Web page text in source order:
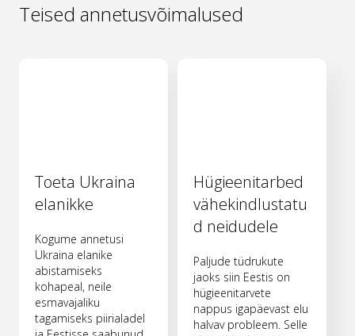
Teised annetusvõimalused
Toeta Ukraina
elanikke
Kogume annetusi
Ukraina elanike
abistamiseks
kohapeal, neile
esmavajaliku
tagamiseks piirialadel
Hügieenitarbed
vähekindlustatu
d neidudele
Paljude tüdrukute
jaoks siin Eestis on
hügieenitarvete
nappus igapäevast elu
halvav probleem. Selle